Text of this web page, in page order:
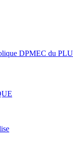
DPMEC du PLU